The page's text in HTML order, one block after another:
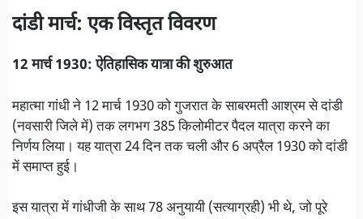
दांडी मार्च: एक विस्तृत विवरण
12 मार्च 1930: ऐतिहासिक यात्रा की शुरुआत
महात्मा गांधी ने 12 मार्च 1930 को गुजरात के साबरमती आश्रम से दांडी
(नवसारी जिले में) तक लगभग 385 किलोमीटर पैदल यात्रा करने का
निर्णय लिया। यह यात्रा 24 दिन तक चली और 6 अप्रैल 1930 को दांडी
में समाप्त हुई।
इस यात्रा में गांधीजी के साथ 78 अनुयायी (सत्याग्रही) भी थे, जो पूरे